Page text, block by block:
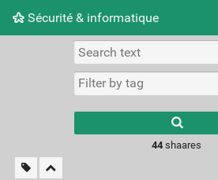
Sécurité & informatique
Picture wall
44 shaares